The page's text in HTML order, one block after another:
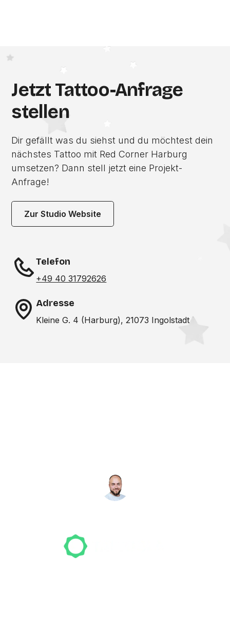
Jetzt Tattoo-Anfrage
stellen
Dir gefällt was du siehst und du möchtest dein
nächstes Tattoo mit Red Corner Harburg
umsetzen? Dann stell jetzt eine Projekt-
Anfrage!
Zur Studio Website
Telefon
+49 40 31792626
Adresse
Kleine G. 4 (Harburg), 21073 Ingolstadt